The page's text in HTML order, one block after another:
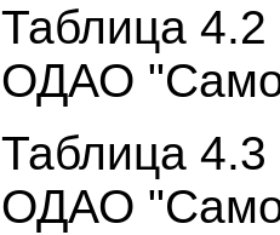
Таблица
ОДАО
Таблица
ОДАО